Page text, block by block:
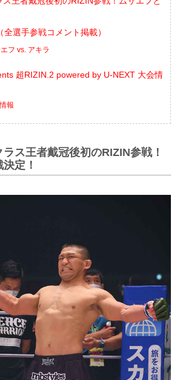
選手参戦コメント掲載）
フ vs. アキラ
超RIZIN.2 powered by U-NEXT 大会情
報
ス王者戴冠後初のRIZIN参戦！
定！